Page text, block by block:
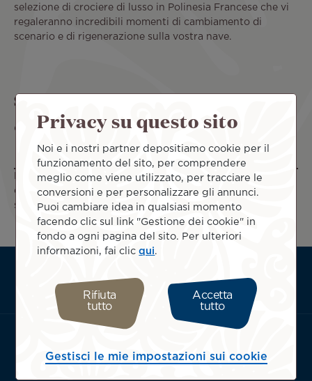
selezione di crociere di lusso in Polinesia Francese che vi
regaleranno incredibili momenti di cambiamento di
scenario e di rigenerazione sulla vostra nave.
Scegliete la vacanza dei vostri sogni
Guarda le nostre migliori offerte:
Filtri
Non c'è nessuna offerta
corrispondente alla tua
selezione.
Informazioni utili
Termini e condizioni
Privacy su questo sito
Noi e i nostri partner depositiamo cookie per il
funzionamento del sito, per comprendere
meglio come viene utilizzato, per tracciare le
conversioni e per personalizzare gli annunci.
Puoi cambiare idea in qualsiasi momento
facendo clic sul link "Gestione dei cookie" in
fondo a ogni pagina del sito. Per ulteriori
informazioni, fai clicqui.
Rifiuta
tutto
Accetta
tutto
Gestisci le mie impostazioni sui cookie